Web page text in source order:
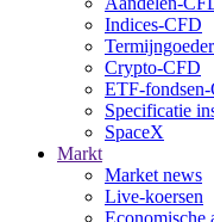
Indices-CFD
Crypto-CFD
ETF-
Specificatie
SpaceX
Markt
Market news
Live-koersen
Economische